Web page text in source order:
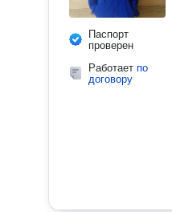
Паспорт
проверен
Работает по
договору